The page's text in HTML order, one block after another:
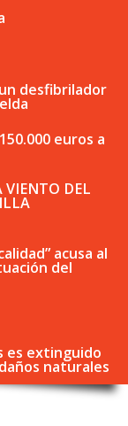
desfibrilador
euros a
VIENTO DEL
acusa al
del
es extinguido
naturales